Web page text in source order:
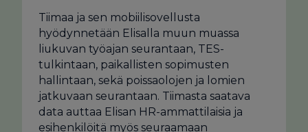
Tiimaa ja sen mobiilisovellusta
hyödynnetään Elisalla muun muassa
liukuvan työajan seurantaan, TES-
tulkintaan, paikallisten sopimusten
hallintaan, sekä poissaolojen ja lomien
jatkuvaan seurantaan. Tiimasta saatava
data auttaa Elisan HR-ammattilaisia ja
esihenkilöitä myös seuraamaan